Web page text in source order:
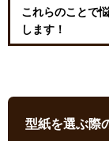
これらのことで
します！
型紙を選ぶ際